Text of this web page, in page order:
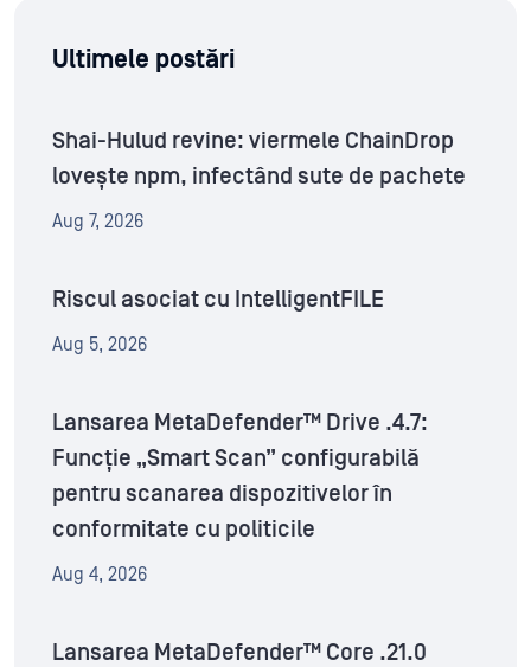
Ultimele postări
Shai-Hulud revine: viermele ChainDrop
lovește npm, infectând sute de pachete
Aug 7, 2026
Riscul asociat cu IntelligentFILE
Aug 5, 2026
Lansarea MetaDefender™ Drive .4.7:
Funcție „Smart Scan” configurabilă
pentru scanarea dispozitivelor în
conformitate cu politicile
Aug 4, 2026
Lansarea MetaDefender™ Core .21.0